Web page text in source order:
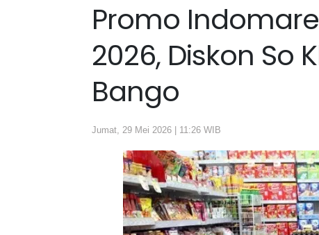
Promo
2026, Diskon So
Bango
Jumat, 29 Mei 2026 | 11:26 WIB